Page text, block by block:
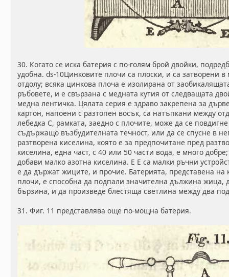
30. Когато се иска батерия с по-голям брой двойки,
удобна. ds-10Цинковите плочи са плоски, и са затворени
отдолу; всяка цинкова плоча е изолирана от
ръбовете, и е свързана с медната кутия от следващата
медна лентичка. Цялата серия е здраво закрепена за
картон, напоени с разтопен восък, са натъпкани между
лебедка С, рамката, заедно с плочите, може да се
съдържащо възбудителната течност, или да се спусне в
разтворена киселина, която е за предпочитане пред
киселина, една част, с 40 или 50 части вода, е много
добави малко азотна киселина. Е Е са малки ръчни
е да държат жиците, и прочие. Батерията, представена на
плочи, е способна да подпали значителна дължина жица,
бързина, и да произведе блестяща светлина между два
31. Фиг. 11 представлява още по-мощна батерия.